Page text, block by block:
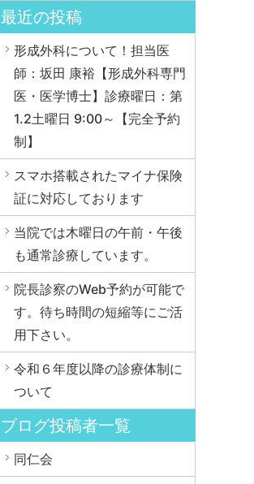
最近の投稿
形成外科について！担当医
師：坂田 康裕【形成外科専門
医・医学博士】診療曜日：第
1.2土曜日 9:00～【完全予約
制】
スマホ搭載されたマイナ保険
証に対応しております
当院では木曜日の午前・午後
も通常診療しています。
院長診察のWeb予約が可能で
す。待ち時間の短縮等にご活
用下さい。
令和６年度以降の診療体制に
ついて
ブログ投稿者一覧
同仁会